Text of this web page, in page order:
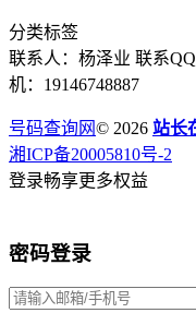
分类标签
联系人：杨泽业 联系QQ
机：19146748887
号码查询网© 2026 站长
湘ICP备20005810号-2
登录畅享更多权益
密码登录